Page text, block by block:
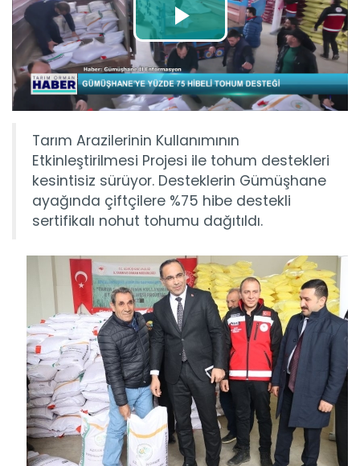
Tarım Arazilerinin Kullanımının
Etkinleştirilmesi Projesi ile tohum destekleri
kesintisiz sürüyor. Desteklerin Gümüşhane
ayağında çiftçilere %75 hibe destekli
sertifikalı nohut tohumu dağıtıldı.